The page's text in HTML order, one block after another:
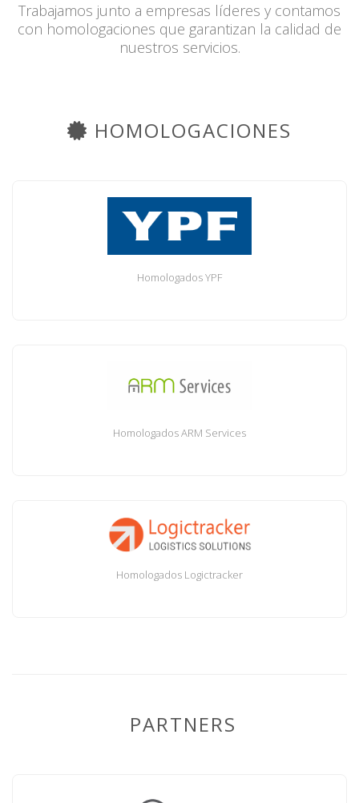
Trabajamos junto a empresas líderes y contamos
con homologaciones que garantizan la calidad de
nuestros servicios.
HOMOLOGACIONES
Homologados YPF
Homologados ARM Services
Homologados Logictracker
PARTNERS